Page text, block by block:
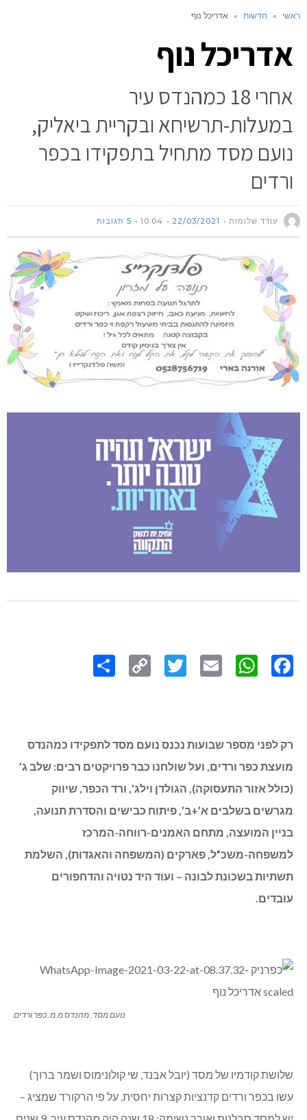
ראשי » חדשות » אדריכל נוף
אדריכל נוף
אחרי 18 כמהנדס עיר
במעלות-תרשיחא ובקריית ביאליק,
נועם מסד מתחיל בתפקידו בכפר
ורדים
עודד שלומות 22/03/2021
10:04 5 תגובות
Link
רק לפני מספר שבועות נכנס נועם מסד לתפקידו כמהנדס
מועצת כפר ורדים, ועל שולחנו כבר פרויקטים רבים: שלב ג’
(כולל אזור התעסוקה), הגולדן וילג’, ורד הכפר, שיווק
מגרשים בשלבים א’+ב’, פיתוח כבישים והסדרת תנועה,
בניין המועצה, מתחם האמנים-רווחה-המרכז
למשפחה-משכ”ל, פארקים (המשפחה והאגדות), השלמת
תשתיות בשכונת לבונה – ועוד היד נטויה והדחפורים
עובדים.
נועם מסד, מהנדס מ.מ. כפר ורדים
שלושת קודמיו של מסד (יובל אבנד, שי קולונימוס ושמר ברוך)
עשו בכפר ורדים קדנציות קצרות יחסית. על פי הרקורד שמציג –